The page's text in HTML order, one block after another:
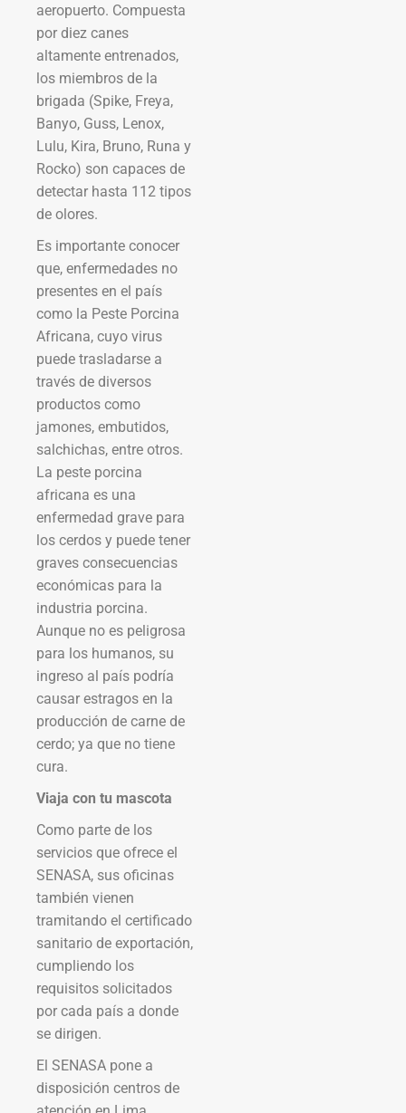
aeropuerto. Compuesta
por diez canes
altamente entrenados,
los miembros de la
brigada (Spike, Freya,
Banyo, Guss, Lenox,
Lulu, Kira, Bruno, Runa y
Rocko) son capaces de
detectar hasta 112 tipos
de olores.
Es importante conocer
que, enfermedades no
presentes en el país
como la Peste Porcina
Africana, cuyo virus
puede trasladarse a
través de diversos
productos como
jamones, embutidos,
salchichas, entre otros.
La peste porcina
africana es una
enfermedad grave para
los cerdos y puede tener
graves consecuencias
económicas para la
industria porcina.
Aunque no es peligrosa
para los humanos, su
ingreso al país podría
causar estragos en la
producción de carne de
cerdo; ya que no tiene
cura.
Viaja con tu mascota
Como parte de los
servicios que ofrece el
SENASA, sus oficinas
también vienen
tramitando el certificado
sanitario de exportación,
cumpliendo los
requisitos solicitados
por cada país a donde
se dirigen.
El SENASA pone a
disposición centros de